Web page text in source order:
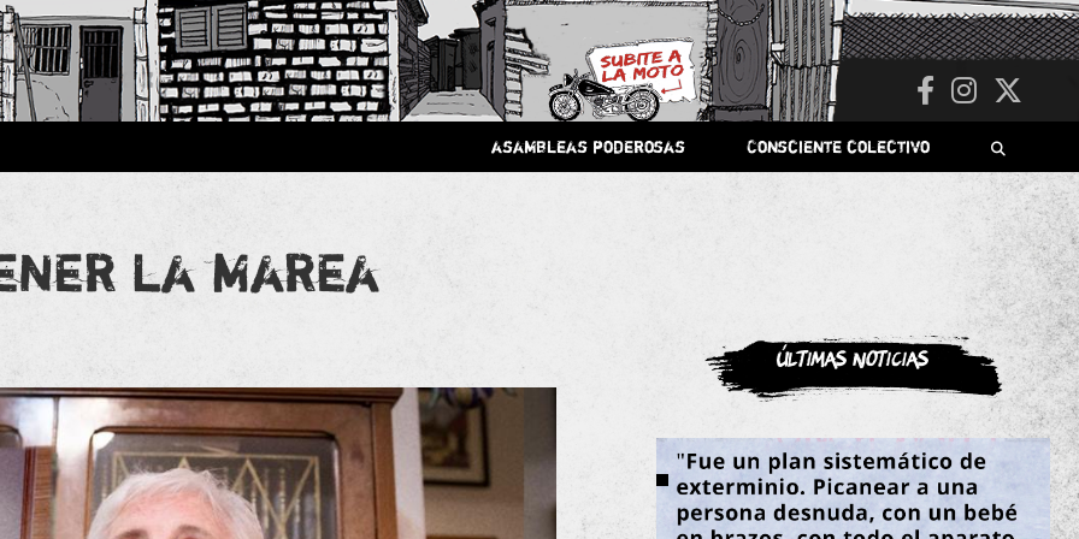
asambleas poderosas Consciente colectivo
la marea
Últimas noticias